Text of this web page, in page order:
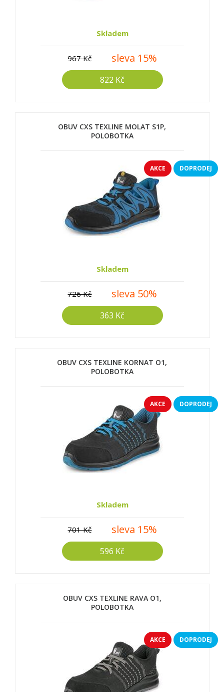
Skladem
967 Kč sleva 15%
822 Kč
AKCE DOPRODEJ
OBUV CXS TEXLINE MOLAT S1P,
POLOBOTKA
Skladem
726 Kč sleva 50%
363 Kč
AKCE DOPRODEJ
OBUV CXS TEXLINE KORNAT O1,
POLOBOTKA
Skladem
701 Kč sleva 15%
596 Kč
AKCE DOPRODEJ
OBUV CXS TEXLINE RAVA O1,
POLOBOTKA